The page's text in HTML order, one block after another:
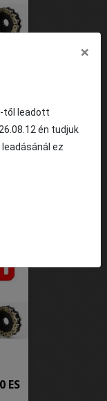
ES
×
től leadott
én tudjuk
ez